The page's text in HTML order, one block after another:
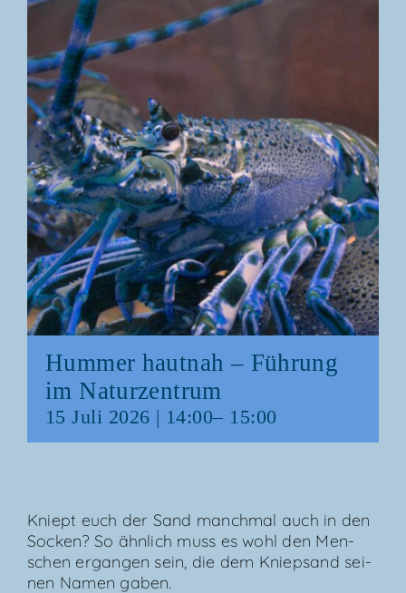
Hum­mer haut­nah – Füh­rung
im Naturzentrum
15 Juli 2026 | 14:00– 15:00
Kniept euch der Sand manch­mal auch in den
Socken? So ähn­lich muss es wohl den Men­
schen ergan­gen sein, die dem Kniep­sand sei­
nen Namen gaben.